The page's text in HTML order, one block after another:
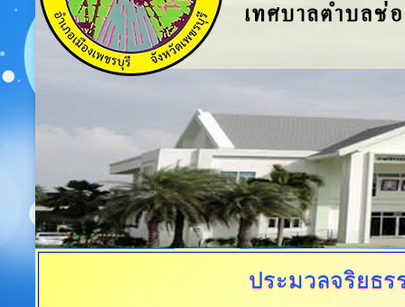
ประมวลจริยธ